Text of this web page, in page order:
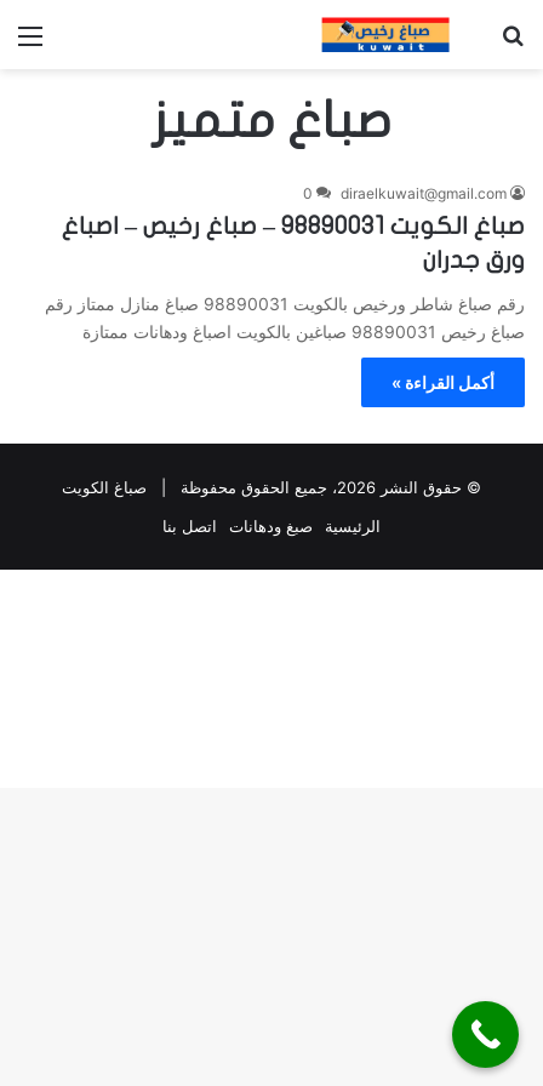
صباغ متميز
diraelkuwait@gmail.com
0
صباغ الكويت 98890031 – صباغ رخيص – اصباغ
ورق جدران
رقم صباغ شاطر ورخيص بالكويت 98890031 صباغ منازل ممتاز رقم
صباغ رخيص 98890031 صباغين بالكويت اصباغ ودهانات ممتازة
أكمل القراءة »
© حقوق النشر 2026، جميع الحقوق محفوظة |
صباغ الكويت
الرئيسية
صبغ ودهانات اتصل بنا